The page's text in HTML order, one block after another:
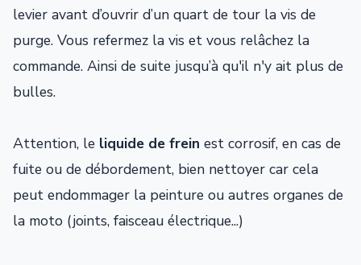
levier avant d’ouvrir d’un quart de tour la vis de
purge. Vous refermez la vis et vous relâchez la
commande. Ainsi de suite jusqu’à qu'il n'y ait plus de
bulles.
Attention, le liquide de frein est corrosif, en cas de
fuite ou de débordement, bien nettoyer car cela
peut endommager la peinture ou autres organes de
la moto (joints, faisceau électrique...)